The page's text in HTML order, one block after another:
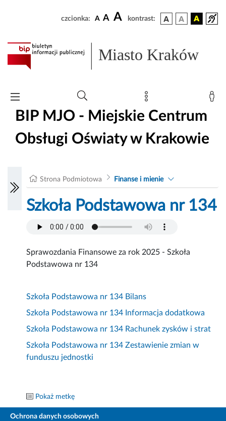
czcionka: A A A kontrast:
Miasto Kraków
BIP MJO - Miejskie Centrum
Obsługi Oświaty w Krakowie
Strona Podmiotowa Finanse i mienie
Szkoła Podstawowa nr 134
Sprawozdania Finansowe za rok 2025 - Szkoła
Podstawowa nr 134
Szkoła Podstawowa nr 134 Bilans
Szkoła Podstawowa nr 134 Informacja dodatkowa
Szkoła Podstawowa nr 134 Rachunek zysków i strat
Szkoła Podstawowa nr 134 Zestawienie zmian w
funduszu jednostki
Pokaż metkę
Ochrona danych osobowych